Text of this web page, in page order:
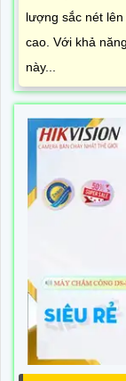
lượng sắc nét
cao. Với khả
này...